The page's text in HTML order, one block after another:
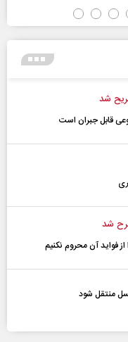
شد
قابل جبران است
شد
از فواید آن محروم نکنیم
منتقل شود